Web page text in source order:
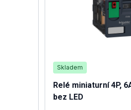
Skladem
Relé miniaturní 4P,
bez LED